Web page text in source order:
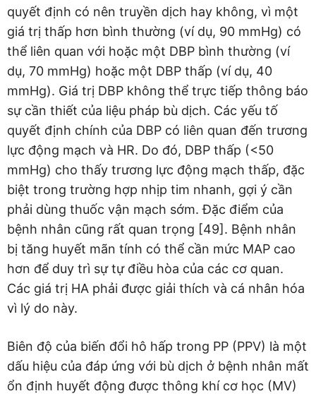
quyết định có nên truyền dịch hay không, vì một
giá trị thấp hơn bình thường (ví dụ, 90 mmHg) có
thể liên quan với hoặc một DBP bình thường (ví
dụ, 70 mmHg) hoặc một DBP thấp (ví dụ, 40
mmHg). Giá trị DBP không thể trực tiếp thông báo
sự cần thiết của liệu pháp bù dịch. Các yếu tố
quyết định chính của DBP có liên quan đến trương
lực động mạch và HR. Do đó, DBP thấp (<50
mmHg) cho thấy trương lực động mạch thấp, đặc
biệt trong trường hợp nhịp tim nhanh, gợi ý cần
phải dùng thuốc vận mạch sớm. Đặc điểm của
bệnh nhân cũng rất quan trọng [49]. Bệnh nhân
bị tăng huyết mãn tính có thể cần mức MAP cao
hơn để duy trì sự tự điều hòa của các cơ quan.
Các giá trị HA phải được giải thích và cá nhân hóa
vì lý do này.
Biên độ của biến đổi hô hấp trong PP (PPV) là một
dấu hiệu của đáp ứng với bù dịch ở bệnh nhân mất
ổn định huyết động được thông khí cơ học (MV)